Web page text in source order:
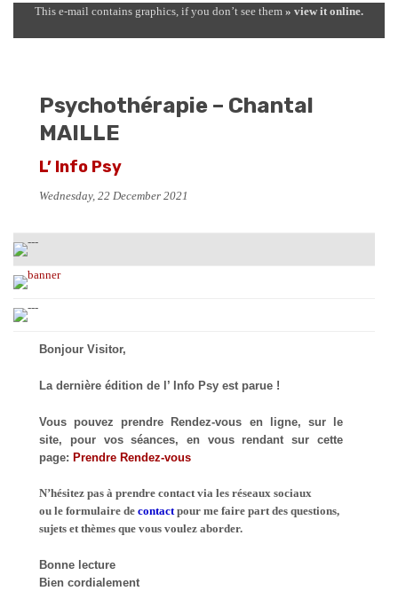
This e-mail contains graphics, if you don’t see them » view it online.
Psychothérapie – Chantal
MAILLE
L’ Info Psy
Wednesday, 22 December 2021
Bonjour Visitor,
La dernière édition de l’ Info Psy est parue !
Vous pouvez prendre Rendez-vous en ligne, sur le
site, pour vos séances, en vous rendant sur cette
page:Prendre Rendez-vous
N’hésitez pas à prendre contact via les réseaux sociaux
ou le formulaire decontact pour me faire part des questions,
sujets et thèmes que vous voulez aborder.
Bonne lecture
Bien cordialement